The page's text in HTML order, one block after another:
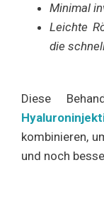
Minimal
Leichte
die
Diese
kombinieren,
und noch